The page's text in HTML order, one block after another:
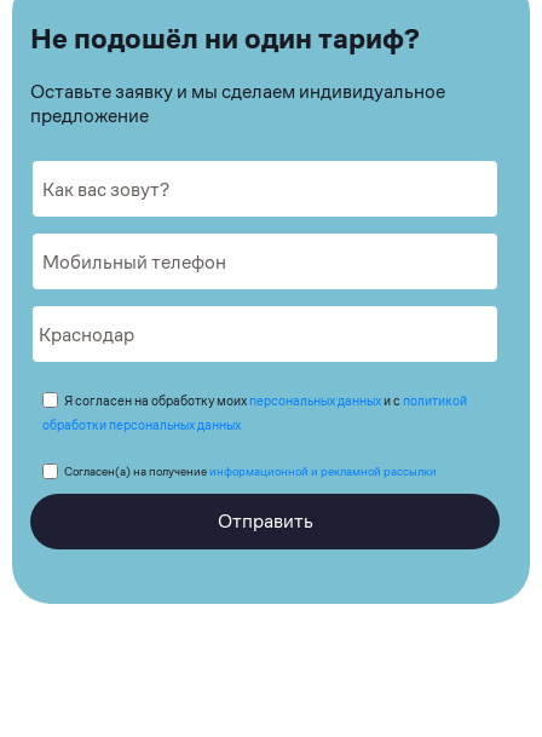
Не подошёл ни один тариф?
Оставьте заявку и мы сделаем индивидуальное
предложение
Я согласен на обработку моих персональных данныхи с политикой
обработки персональных данных
Согласен(а) на получениеинформационной и рекламной рассылки
Отправить